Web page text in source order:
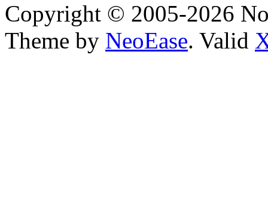
Copyright © 2005-2026
Theme by NeoEase. Valid